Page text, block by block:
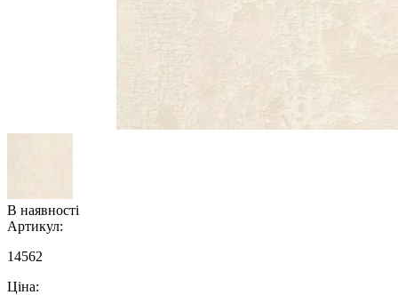
В наявності
Артикул:
14562
Ціна: